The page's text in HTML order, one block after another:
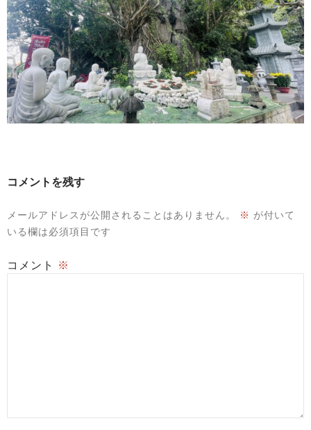
コメントを残す
メールアドレスが公開されることはありません。 ※ が付いて
いる欄は必須項目です
コメント ※